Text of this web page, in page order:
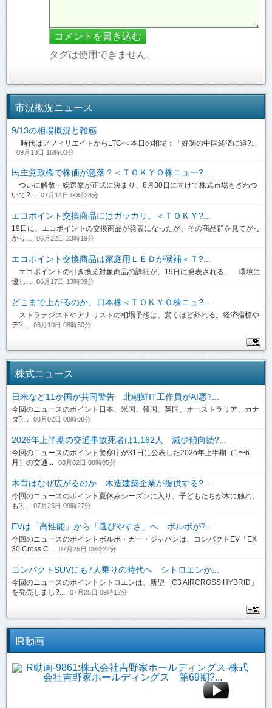
タグは使用できません。
市況概況ニュース
9/13の相場概況と雑感
時代はアフィリエイトからLTCへ 本日の相場：「好調の中国経済に追?...
09月13日 16時03分
民主党政権で株価が急落？＜ＴＯＫＹＯ株ニュー?...
ついに解散・総選挙が正式に決まり、8月30日に向けて株式市場もざわつ
いて?...
07月14日 00時28分
エコポイント交換商品にはガッカリ。＜ＴＯＫＹ?...
19日に、エコポイントの交換商品が発表になったが、その商品群を見てがっ
かり...
06月22日 23時19分
エコポイント交換商品は家庭用ＬＥＤが候補＜Ｔ?...
エコポイントの引き換え対象商品の詳細が、19日に発表される。 環境に
優し...
06月17日 13時39分
どこまで上がるのか、日本株＜ＴＯＫＹＯ株ニュ?...
ストラテジストやアナリストの相場予想は、驚くほど外れる。経済指標や
デ?...
06月10日 08時30分
株式ニュース
日米など11か国が共同警告 北朝鮮IT工作員がAI悪?...
今回のニュースのポイント日本、米国、韓国、英国、オーストラリア、カナ
ダ?...
08月02日 08時08分
2026年上半期の交通事故死者は1,162人 減少傾向続?...
今回のニュースのポイント警察庁が31日に公表した2026年上半期（1〜6
月）の交通...
08月02日 08時05分
木育はなぜ広がるのか 木造建築企業が提供する?...
今回のニュースのポイント夏休みシーズンに入り、子どもたちが木に触れ、
も?...
07月25日 09時27分
EVは「高性能」から「選びやすさ」へ ボルボが?...
今回のニュースのポイントボルボ・カー・ジャパンは、コンパクトEV「EX
30 Cross C...
07月25日 09時22分
コンパクトSUVにも7人乗りの時代へ シトロエンが...
今回のニュースのポイントシトロエンは、新型「C3 AIRCROSS HYBRID」
を発売しまし?...
07月25日 09時12分
IR動画